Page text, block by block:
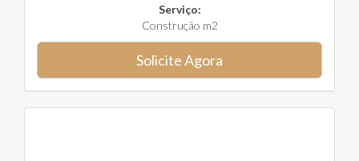
Serviço:
Construção m2
Solicite Agora